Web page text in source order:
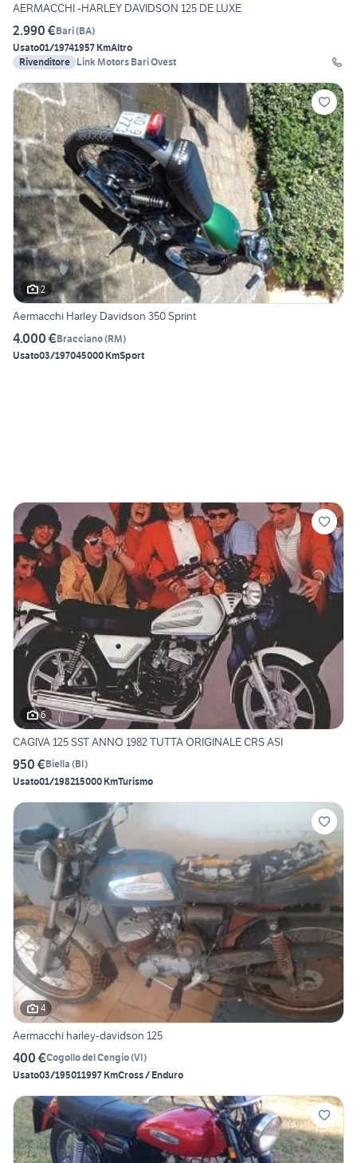
AERMACCHI -HARLEY DAVIDSON 125 DE LUXE
2.990 €Bari(BA)
Usato01/19741957 KmAltro
Rivenditore Link Motors Bari Ovest
2
Aermacchi Harley Davidson 350 Sprint
4.000 €Bracciano(RM)
Usato03/197045000 KmSport
6
CAGIVA 125 SST ANNO 1982 TUTTA ORIGINALE CRS ASI
950 €Biella (BI)
Usato01/198215000 KmTurismo
4
Aermacchi harley-davidson 125
400 €Cogollo del Cengio(VI)
Usato03/195011997 KmCross / Enduro